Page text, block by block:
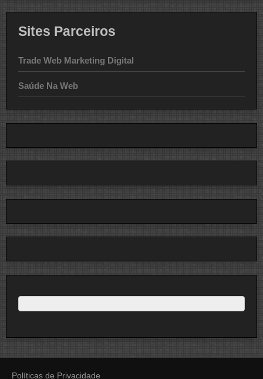
Sites Parceiros
Trade Web Marketing Digital
Saúde Na Web
Políticas de Privacidade